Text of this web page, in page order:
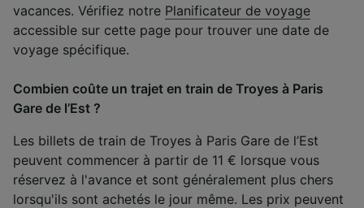
vacances. Vérifiez notre Planificateur de voyage
accessible sur cette page pour trouver une date de
voyage spécifique.
Combien coûte un trajet en train de Troyes à Paris
Gare de l’Est ?
Les billets de train de Troyes à Paris Gare de l’Est
peuvent commencer à partir de 11 € lorsque vous
réservez à l'avance et sont généralement plus chers
lorsqu'ils sont achetés le jour même. Les prix peuvent